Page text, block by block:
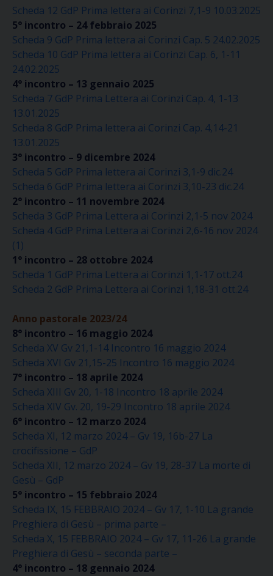
Scheda 12 GdP Prima lettera ai Corinzi 7,1-9 10.03.2025
5° incontro – 24 febbraio 2025
Scheda 9 GdP Prima lettera ai Corinzi Cap. 5 24.02.2025
Scheda 10 GdP Prima lettera ai Corinzi Cap. 6, 1-11
24.02.2025
4° incontro – 13 gennaio 2025
Scheda 7 GdP Prima Lettera ai Corinzi Cap. 4, 1-13
13.01.2025
Scheda 8 GdP Prima lettera ai Corinzi Cap. 4,14-21
13.01.2025
3° incontro – 9 dicembre 2024
Scheda 5 GdP Prima lettera ai Corinzi 3,1-9 dic.24
Scheda 6 GdP Prima lettera ai Corinzi 3,10-23 dic.24
2° incontro – 11 novembre 2024
Scheda 3 GdP Prima Lettera ai Corinzi 2,1-5 nov 2024
Scheda 4 GdP Prima Lettera ai Corinzi 2,6-16 nov 2024
(1)
1° incontro – 28 ottobre 2024
Scheda 1 GdP Prima Lettera ai Corinzi 1,1-17 ott.24
Scheda 2 GdP Prima Lettera ai Corinzi 1,18-31 ott.24
Anno pastorale 2023/24
8° incontro – 16 maggio 2024
Scheda XV Gv 21,1-14 Incontro 16 maggio 2024
Scheda XVI Gv 21,15-25 Incontro 16 maggio 2024
7° incontro – 18 aprile 2024
Scheda XIII Gv 20, 1-18 Incontro 18 aprile 2024
Scheda XIV Gv. 20, 19-29 Incontro 18 aprile 2024
6° incontro – 12 marzo 2024
Scheda XI, 12 marzo 2024 – Gv 19, 16b-27 La
crocifissione – GdP
Scheda XII, 12 marzo 2024 – Gv 19, 28-37 La morte di
Gesù – GdP
5° incontro – 15 febbraio 2024
Scheda IX, 15 FEBBRAIO 2024 – Gv 17, 1-10 La grande
Preghiera di Gesù – prima parte –
Scheda X, 15 FEBBRAIO 2024 – Gv 17, 11-26 La grande
Preghiera di Gesù – seconda parte –
4° incontro – 18 gennaio 2024